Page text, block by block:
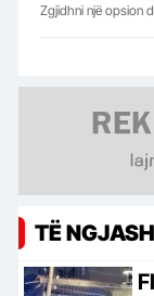
Zgjidhni një opsion
TË